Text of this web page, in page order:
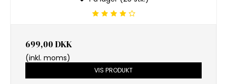
699,00 DKK
(inkl. moms)
VIS PRODUKT